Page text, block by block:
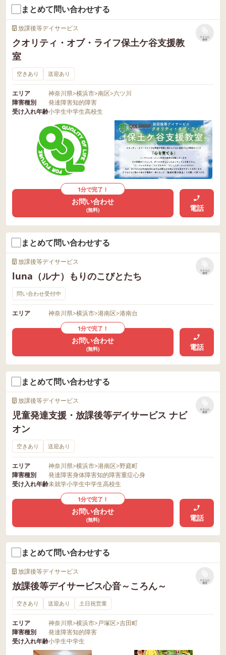
まとめて問い合わせする
放課後等デイサービス
クオリティ・オブ・ライフ保土ケ谷支援教
室
リストに
保存
空きあり 送迎あり
エリア 神奈川県>横浜市>南区>六ツ川
障害種別
発達障害知的障害
受け入れ年齢小学生中学生高校生
1分で完了！
お問い合わせ
(無料) 電話
まとめて問い合わせする
放課後等デイサービス
luna（ルナ）もりのこびとたち
リストに
保存
問い合わせ受付中
エリア 神奈川県>横浜市>港南区>港南台
1分で完了！
お問い合わせ
(無料) 電話
まとめて問い合わせする
放課後等デイサービス
児童発達支援・放課後等デイサービス ナビ
オン
リストに
保存
空きあり 送迎あり
エリア 神奈川県>横浜市>港南区>野庭町
障害種別
発達障害身体障害知的障害重症心身
受け入れ年齢未就学小学生中学生高校生
1分で完了！
お問い合わせ
(無料) 電話
まとめて問い合わせする
放課後等デイサービス
放課後等デイサービス心音～ころん～
リストに
保存
空きあり 送迎あり 土日祝営業
エリア 神奈川県>横浜市>戸塚区>吉田町
障害種別
発達障害知的障害
受け入れ年齢小学生中学生